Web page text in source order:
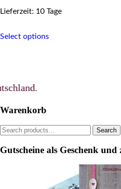
Lieferzeit: 10 Tage
Select optionsproduct
the
page
Warenkorb
Search
Search
Gutscheine als Geschenk